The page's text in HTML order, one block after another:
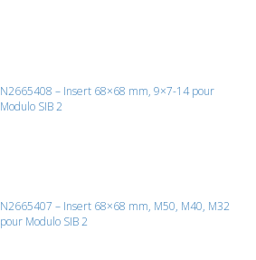
N2665408 – Insert 68×68 mm, 9×7-14 pour
Modulo SIB 2
N2665407 – Insert 68×68 mm, M50, M40, M32
pour Modulo SIB 2